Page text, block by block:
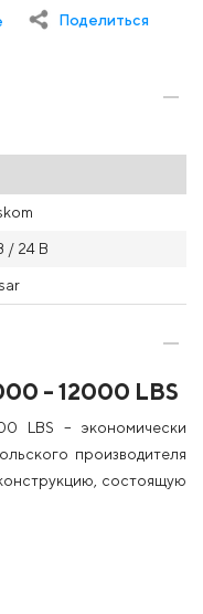
Поделиться
/ 24 В
- 12000 LBS
LBS – экономически
производителя
состоящую